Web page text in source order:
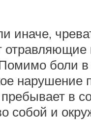
иначе,
отравляющие
боли в
нарушение
в
собой и